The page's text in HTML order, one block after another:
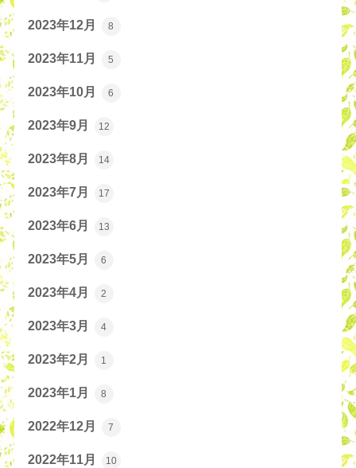
2023年12月 8
2023年11月 5
2023年10月 6
2023年9月 12
2023年8月 14
2023年7月 17
2023年6月 13
2023年5月 6
2023年4月 2
2023年3月 4
2023年2月 1
2023年1月 8
2022年12月 7
2022年11月 10